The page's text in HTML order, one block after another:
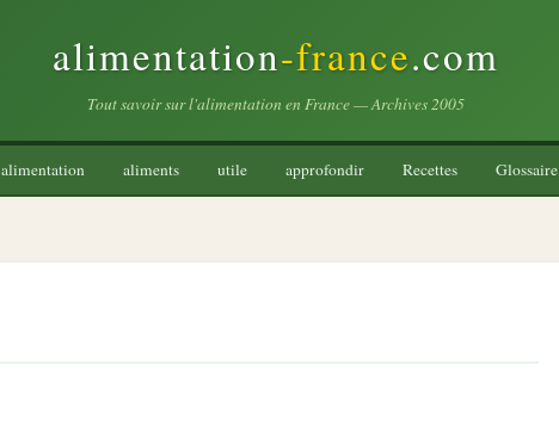
alimentation-france.com
Tout savoir sur l'alimentation en France — Archives 2005
alimentation aliments utile approfondir Recettes Glossaire